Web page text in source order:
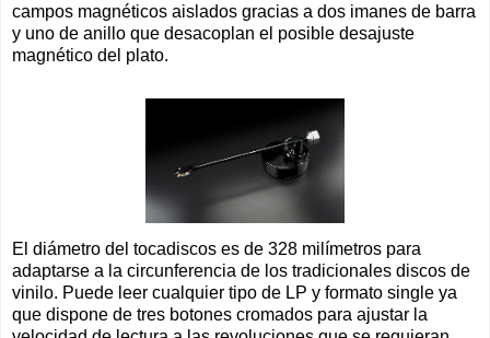
campos magnéticos aislados gracias a dos imanes de barra
y uno de anillo que desacoplan el posible desajuste
magnético del plato.
El diámetro del tocadiscos es de 328 milímetros para
adaptarse a la circunferencia de los tradicionales discos de
vinilo. Puede leer cualquier tipo de LP y formato single ya
que dispone de tres botones cromados para ajustar la